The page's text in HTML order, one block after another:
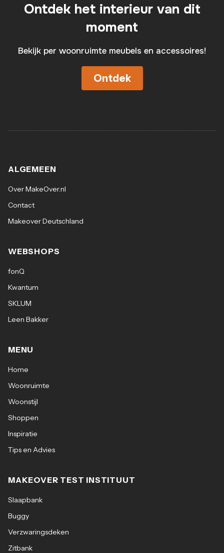
Ontdek het interieur van dit
moment
Bekijk per woonruimte meubels en accessoires!
Ontdek
ALGEMEEN
Over MakeOver.nl
Contact
Makeover Deutschland
WEBSHOPS
fonQ
Kwantum
SKLUM
Leen Bakker
MENU
Home
Woonruimte
Woonstijl
Shoppen
Inspiratie
Tips en Advies
MAKEOVER TEST INSTITUUT
Slaapbank
Buggy
Verzwaringsdeken
Zitbank